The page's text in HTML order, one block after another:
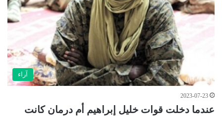
آراء
2023-07-23
عندما دخلت قوات خليل إبراهيم أم درمان كانت